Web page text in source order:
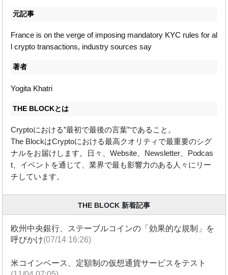
元記事
France is on the verge of imposing mandatory KYC rules for al
l crypto transactions, industry sources say
著者
Yogita Khatri
THE BLOCKとは
Cryptoにおける”最初で最後の言葉”であること。
The BlockはCryptoにおける最高クオリティで最重要のシグ
ナルをお届けします。日々、Website、Newsletter、Podcas
t、イベントを通じて、業界で最も影響力のある人々にリー
チしています。
THE BLOCK 新着記事
欧州中央銀行、ステーブルコインの「効果的な規制」を
呼びかけ(07/14 16:26)
米コインベース、定額制の仮想通貨サービスをテスト